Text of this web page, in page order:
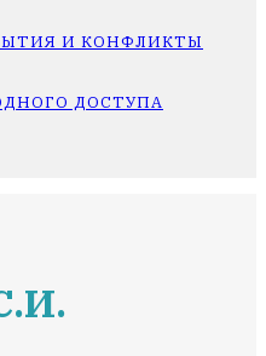
И КОНФЛИКТЫ
ДОСТУПА